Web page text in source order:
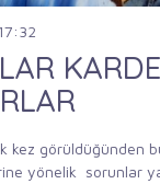
kez
yönelik sorunlar